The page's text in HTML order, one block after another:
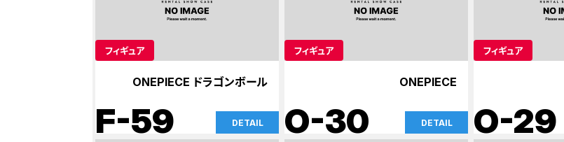
フィギュア
ONEPIECE ドラゴンボール
F-59 DETAIL
フィギュア
ONEPIECE
O-30 DETAIL
フィギュア
O-29